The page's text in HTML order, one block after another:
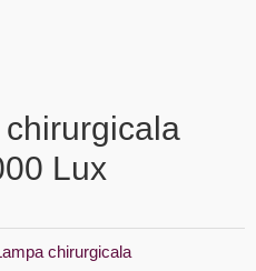
chirurgicala
Lux
chirurgicala